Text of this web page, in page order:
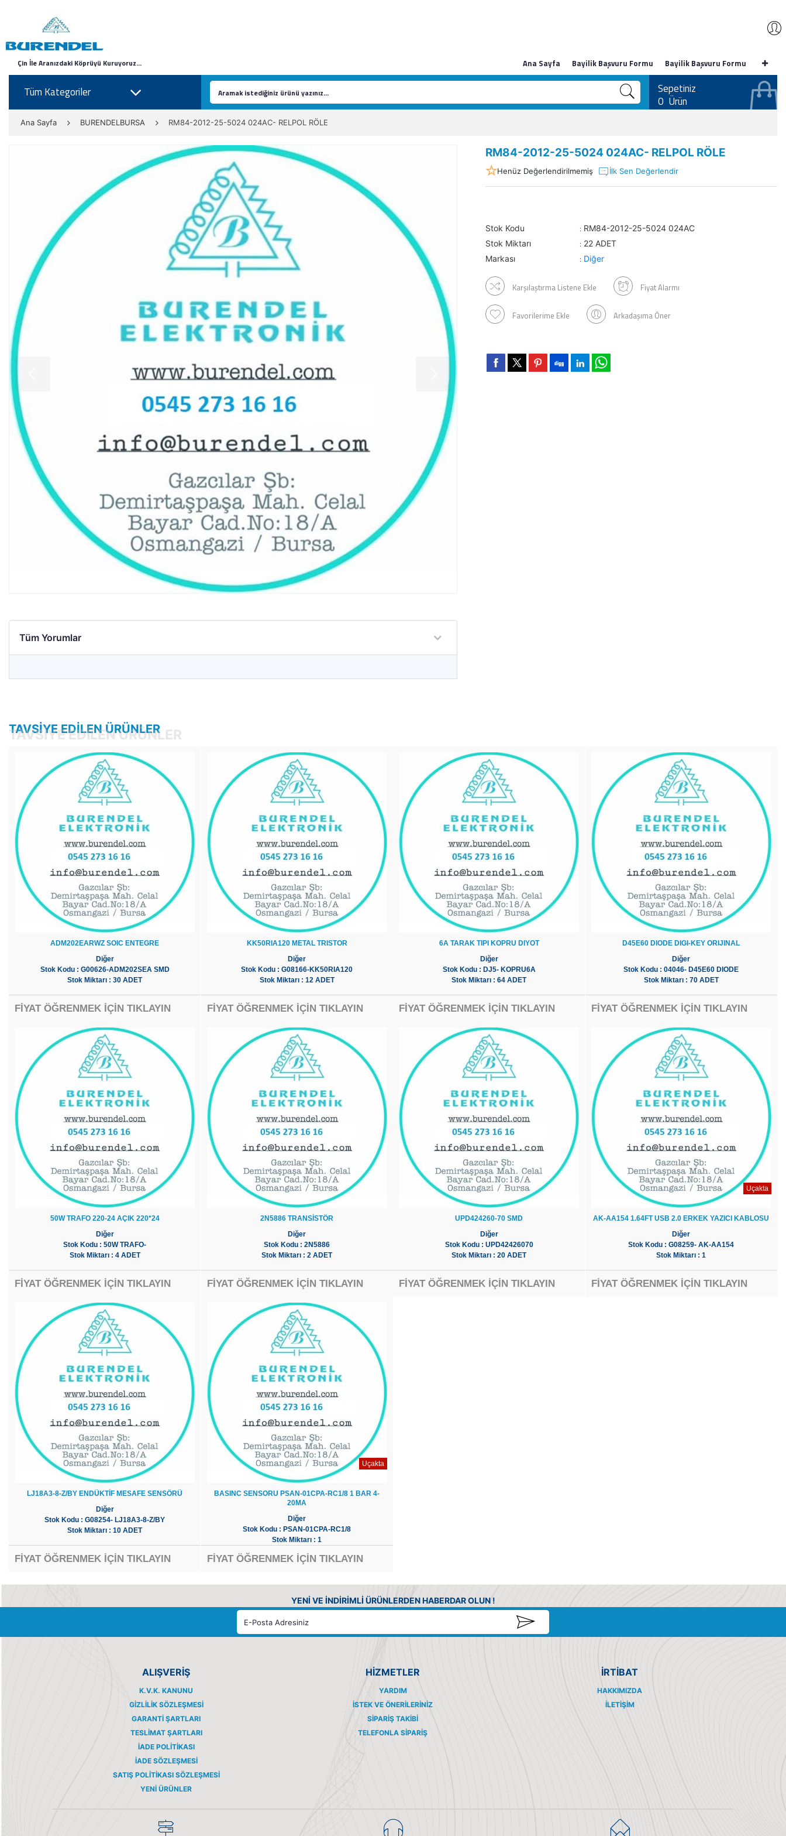
Çin İle Aranızdaki Köprüyü Kuruyoruz... Ana Sayfa Bayilik Başvuru Formu Bayilik Başvuru Formu
Tüm Kategoriler
Sepetiniz
0 Ürün
Ana Sayfa BURENDELBURSA RM84-2012-25-5024 024AC- RELPOL RÖLE
Tüm Yorumlar
RM84-2012-25-5024 024AC- RELPOL RÖLE
Henüz Değerlendirilmemiş İlk Sen Değerlendir
Stok Kodu : RM84-2012-25-5024 024AC
Stok Miktarı
: 22 ADET
Markası
: Diğer
Karşılaştırma Listene Ekle Fiyat Alarmı
Favorilerime Ekle Arkadaşıma Öner
TAVSIYE EDILEN ÜRÜNLER
TAVSIYE EDILEN ÜRÜNLER
ADM202EARWZ SOIC ENTEGRE
Diğer
Stok Kodu : G00626-ADM202SEA SMD
Stok Miktarı : 30 ADET
FİYAT ÖĞRENMEK İÇİN TIKLAYIN
KK50RIA120 METAL TRISTOR
Diğer
Stok Kodu : G08166-KK50RIA120
Stok Miktarı : 12 ADET
FİYAT ÖĞRENMEK İÇİN TIKLAYIN
6A TARAK TIPI KOPRU DIYOT
Diğer
Stok Kodu : DJ5- KOPRU6A
Stok Miktarı : 64 ADET
FİYAT ÖĞRENMEK İÇİN TIKLAYIN
D45E60 DIODE DIGI-KEY ORIJINAL
Diğer
Stok Kodu : 04046- D45E60 DIODE
Stok Miktarı : 70 ADET
FİYAT ÖĞRENMEK İÇİN TIKLAYIN
50W TRAFO 220-24 AÇIK 220*24
Diğer
Stok Kodu : 50W TRAFO-
Stok Miktarı : 4 ADET
FİYAT ÖĞRENMEK İÇİN TIKLAYIN
2N5886 TRANSİSTÖR
Diğer
Stok Kodu : 2N5886
Stok Miktarı : 2 ADET
FİYAT ÖĞRENMEK İÇİN TIKLAYIN
UPD424260-70 SMD
Diğer
Stok Kodu : UPD42426070
Stok Miktarı : 20 ADET
FİYAT ÖĞRENMEK İÇİN TIKLAYIN
Uçakta
AK-AA154 1.64FT USB 2.0 ERKEK YAZICI KABLOSU
Diğer
Stok Kodu : G08259- AK-AA154
Stok Miktarı : 1
FİYAT ÖĞRENMEK İÇİN TIKLAYIN
LJ18A3-8-Z/BY ENDÜKTİF MESAFE SENSÖRÜ
Diğer
Stok Kodu : G08254- LJ18A3-8-Z/BY
Stok Miktarı : 10 ADET
FİYAT ÖĞRENMEK İÇİN TIKLAYIN
Uçakta
BASINC SENSORU PSAN-01CPA-RC1/8 1 BAR 4-
20MA
Diğer
Stok Kodu : PSAN-01CPA-RC1/8
Stok Miktarı : 1
FİYAT ÖĞRENMEK İÇİN TIKLAYIN
YENİ VE İNDİRİMLİ ÜRÜNLERDEN HABERDAR OLUN !
ALIŞVERİŞ
K.V.K. KANUNU
GIZLILIK SÖZLEŞMESI
GARANTI ŞARTLARI
TESLIMAT ŞARTLARI
İADE POLITIKASI
İADE SÖZLEŞMESI
SATIŞ POLITIKASI SÖZLEŞMESI
YENI ÜRÜNLER
HİZMETLER
YARDIM
İSTEK VE ÖNERILERINIZ
SIPARIŞ TAKIBI
TELEFONLA SIPARIŞ
İRTİBAT
HAKKIMIZDA
İLETIŞIM